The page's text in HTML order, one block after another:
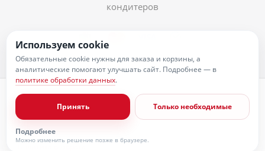
кондитеров
Согласие на обработку персональных данных
Публичная оферта
Пользовательское соглашение
Условия оплаты
Условия доставки
Политика возврата
Используем cookie
Обязательные cookie нужны для заказа и корзины, а
аналитические помогают улучшать сайт. Подробнее — в
политике обработки данных.
Принять Только необходимые
Подробнее
Можно изменить решение позже в браузере.